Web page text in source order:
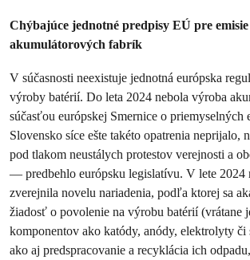
Chýbajúce jednotné predpisy EÚ pre
akumulátorových fabrík
V súčasnosti neexistuje jednotná európska
výroby batérií. Do leta 2024 nebola výroba
súčasťou európskej Smernice o priemyselných
Slovensko síce ešte takéto opatrenia
pod tlakom neustálych protestov verejnosti a
— predbehlo európsku legislatívu. V lete 2024
zverejnila novelu nariadenia, podľa ktorej sa
žiadosť o povolenie na výrobu batérií (vrátane
komponentov ako katódy, anódy, elektrolyty či
ako aj predspracovanie a recyklácia ich